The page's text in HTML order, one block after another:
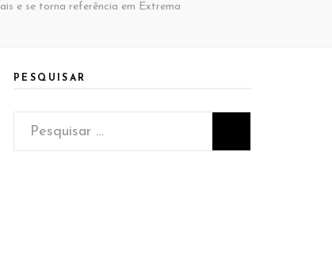
e se torna referência em Extrema
PESQUISAR
Pesquisar
por: